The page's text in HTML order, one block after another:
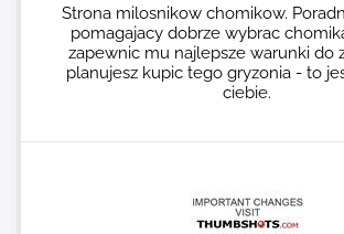
Strona milosnikow chomikow.
pomagajacy dobrze wybrac
zapewnic mu najlepsze warunki do
planujesz kupic tego gryzonia - to
ciebie.